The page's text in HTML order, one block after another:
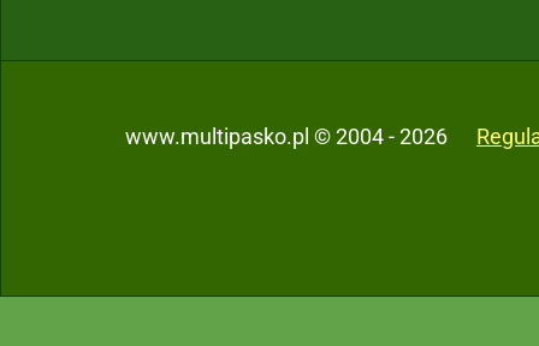
www.multipasko.pl © 2004 - 2026